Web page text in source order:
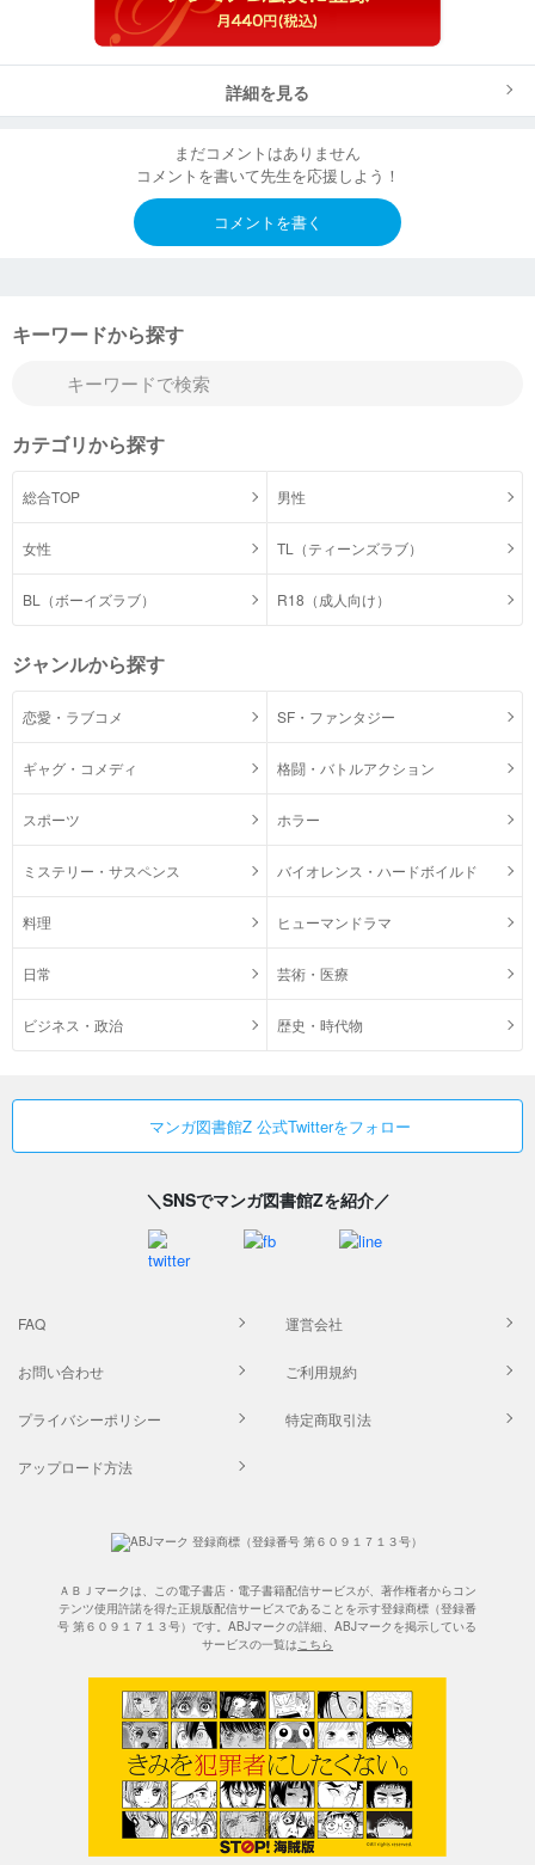
詳細を見る
まだコメントはありません
コメントを書いて先生を応援しよう！
コメントを書く
キーワードから探す
カテゴリから探す
総合TOP 男性
女性 TL（ティーンズラブ）
BL（ボーイズラブ） R18（成人向け）
ジャンルから探す
恋愛・ラブコメ SF・ファンタジー
ギャグ・コメディ 格闘・バトルアクション
スポーツ ホラー
ミステリー・サスペンス バイオレンス・ハードボイルド
料理 ヒューマンドラマ
日常 芸術・医療
ビジネス・政治 歴史・時代物
マンガ図書館Z 公式Twitterをフォロー
＼SNSでマンガ図書館Zを紹介／
FAQ 運営会社
お問い合わせ ご利用規約
プライバシーポリシー 特定商取引法
アップロード方法
ＡＢＪマークは、この電子書店・電子書籍配信サービスが、著作権者からコン
テンツ使用許諾を得た正規版配信サービスであることを示す登録商標（登録番
号 第６０９１７１３号）です。ABJマークの詳細、ABJマークを掲示している
サービスの一覧はこちら